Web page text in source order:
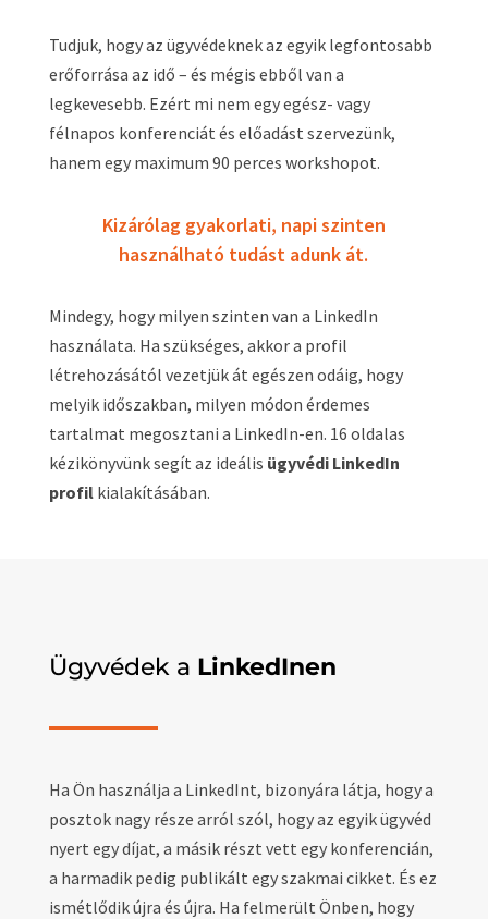
Tudjuk, hogy az ügyvédeknek az egyik legfontosabb
erőforrása az idő – és mégis ebből van a
legkevesebb. Ezért mi nem egy egész- vagy
félnapos konferenciát és előadást szervezünk,
hanem egy maximum 90 perces workshopot.
Kizárólag gyakorlati, napi szinten
használható tudást adunk át.
Mindegy, hogy milyen szinten van a LinkedIn
használata. Ha szükséges, akkor a profil
létrehozásától vezetjük át egészen odáig, hogy
melyik időszakban, milyen módon érdemes
tartalmat megosztani a LinkedIn-en. 16 oldalas
kézikönyvünk segít az ideális ügyvédi LinkedIn
profilkialakításában.
Ügyvédek a LinkedInen
Ha Ön használja a LinkedInt, bizonyára látja, hogy a
posztok nagy része arról szól, hogy az egyik ügyvéd
nyert egy díjat, a másik részt vett egy konferencián,
a harmadik pedig publikált egy szakmai cikket. És ez
ismétlődik újra és újra. Ha felmerült Önben, hogy